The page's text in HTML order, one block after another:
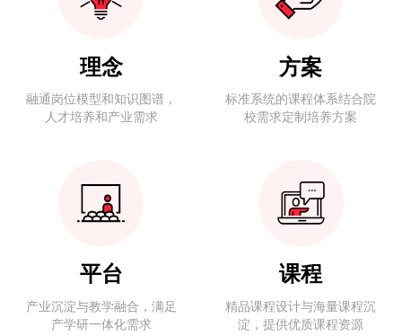
理念
融通岗位模型和知识图谱，
人才培养和产业需求
方案
标准系统的课程体系结合院
校需求定制培养方案
平台
产业沉淀与教学融合，满足
产学研一体化需求
课程
精品课程设计与海量课程沉
淀，提供优质课程资源